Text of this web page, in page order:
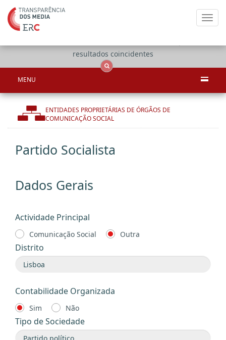
resultados coincidentes
MENU
ENTIDADES PROPRIETÁRIAS DE ÓRGÃOS DE
COMUNICAÇÃO SOCIAL
Partido Socialista
Dados Gerais
Actividade Principal
Comunicação Social Outra
Distrito
Contabilidade Organizada
Sim Não
Tipo de Sociedade